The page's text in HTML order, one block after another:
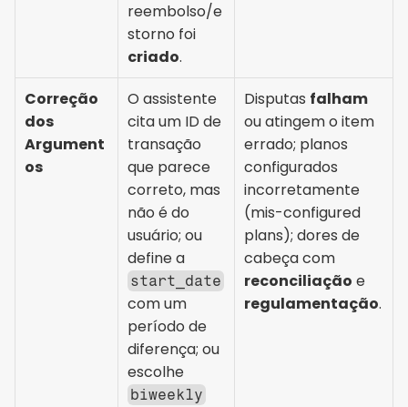
reembolso/e
criado.
Correção
dos
Argument
os
O assistente
cita um ID de
transação
que parece
correto, mas
não é do
usuário; ou
start_date
com um
período de
diferença; ou
biweekly
Disputas falham
ou atingem o item
errado; planos
configurados
incorretamente
(mis-configured
plans); dores de
reconciliação
regulamentação.